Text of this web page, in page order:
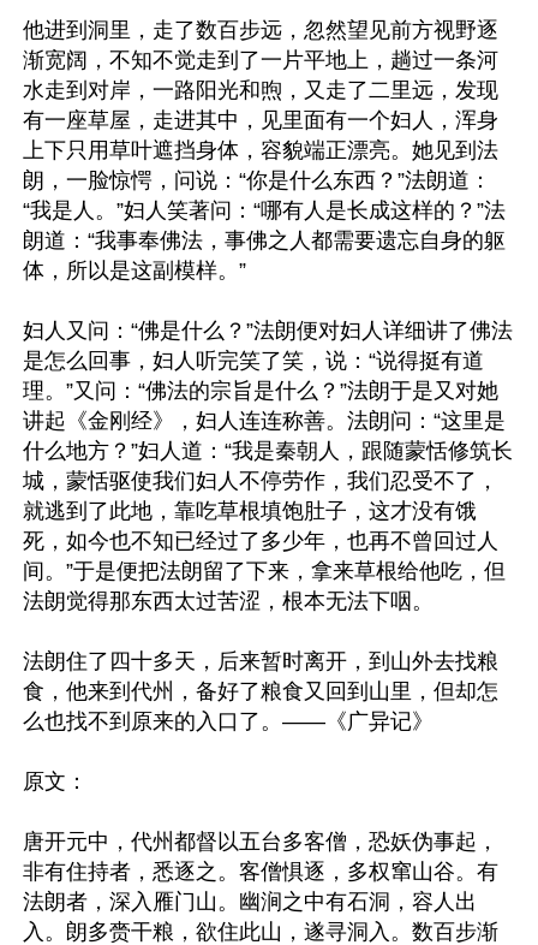
他进到洞里，走了数百步远，忽然望见前方视野逐
渐宽阔，不知不觉走到了一片平地上，趟过一条河
水走到对岸，一路阳光和煦，又走了二里远，发现
有一座草屋，走进其中，见里面有一个妇人，浑身
上下只用草叶遮挡身体，容貌端正漂亮。她见到法
朗，一脸惊愕，问说：“你是什么东西？”法朗道：
“我是人。”妇人笑著问：“哪有人是长成这样的？”法
朗道：“我事奉佛法，事佛之人都需要遗忘自身的躯
体，所以是这副模样。”
妇人又问：“佛是什么？”法朗便对妇人详细讲了佛法
是怎么回事，妇人听完笑了笑，说：“说得挺有道
理。”又问：“佛法的宗旨是什么？”法朗于是又对她
讲起《金刚经》，妇人连连称善。法朗问：“这里是
什么地方？”妇人道：“我是秦朝人，跟随蒙恬修筑长
城，蒙恬驱使我们妇人不停劳作，我们忍受不了，
就逃到了此地，靠吃草根填饱肚子，这才没有饿
死，如今也不知已经过了多少年，也再不曾回过人
间。”于是便把法朗留了下来，拿来草根给他吃，但
法朗觉得那东西太过苦涩，根本无法下咽。
法朗住了四十多天，后来暂时离开，到山外去找粮
食，他来到代州，备好了粮食又回到山里，但却怎
么也找不到原来的入口了。——《广异记》
原文：
唐开元中，代州都督以五台多客僧，恐妖伪事起，
非有住持者，悉逐之。客僧惧逐，多权窜山谷。有
法朗者，深入雁门山。幽涧之中有石洞，容人出
入。朗多赍干粮，欲住此山，遂寻洞入。数百步渐